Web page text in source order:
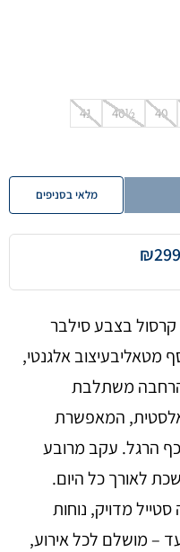
40
40½
41
מלאי בסניפים
קרסול בצבע סילבר
מטאליבעיצוב אלגנטי,
הרחבה משתלבת
המאפשרת
הרגל. עקב מרובע
לאורך כל היום.
מדויק, נוחות
– מושלם לכל אירוע,